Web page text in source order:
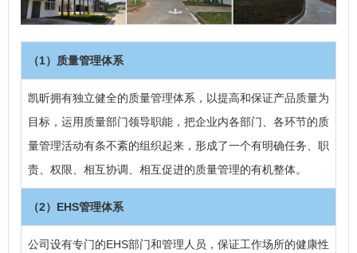
（1）质量管理体系
凯昕拥有独立健全的质量管理体系，以提高和保证产品质量为
目标，运用质量部门领导职能，把企业内各部门、各环节的质
量管理活动有条不紊的组织起来，形成了一个有明确任务、职
责、权限、相互协调、相互促进的质量管理的有机整体。
（2） EHS管理体系
公司设有专门的EHS部门和管理人员，保证工作场所的健康性